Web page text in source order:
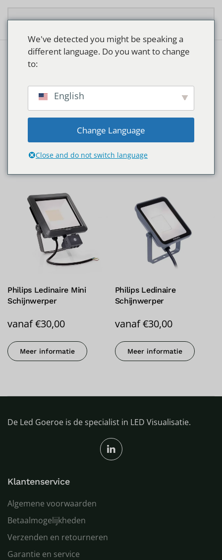
POORTJES
Producten getagged “Poortjes”
Philips Ledinaire Mini
Schijnwerper
vanaf€30,00
Meer informatie
Philips Ledinaire
Schijnwerper
vanaf €30,00
Meer informatie
De Led Goeroe is de specialist in LED Visualisatie.
Klantenservice
Algemene voorwaarden
Betaalmogelijkheden
Verzenden en retourneren
Garantie en service
We've detected you might be speaking a
different language. Do you want to change
to:
English
Change Language
Close and do not switch language